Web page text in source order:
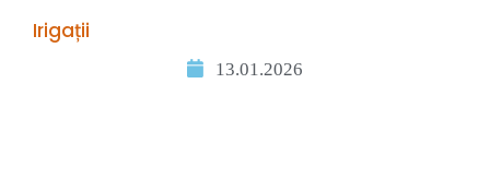
Irigații
13.01.2026